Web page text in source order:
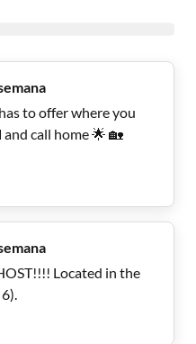
to offer where you
and call home 🌟 🏡
Located in the